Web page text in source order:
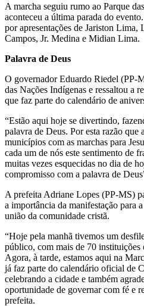
A marcha seguiu rumo ao Parque
aconteceu a última parada do
por apresentações de Jariston
Campos, Jr. Medina e Midian Lima.
Palavra de Deus
O governador Eduardo Riedel (PP-
das Nações Indígenas e ressaltou a
que faz parte do calendário de
“Estão aqui hoje se divertindo,
palavra de Deus. Por esta razão que
municípios com as marchas para
cada um de nós este sentimento de
muitas vezes esquecidas no dia de
compromisso com a palavra de
A prefeita Adriane Lopes (PP-MS)
a importância da manifestação para
união da comunidade cristã.
“Hoje pela manhã tivemos um
público, com mais de 70 instituições
Agora, à tarde, estamos aqui na
já faz parte do calendário oficial de
celebrando a cidade e também
oportunidade de governar com fé e
prefeita.